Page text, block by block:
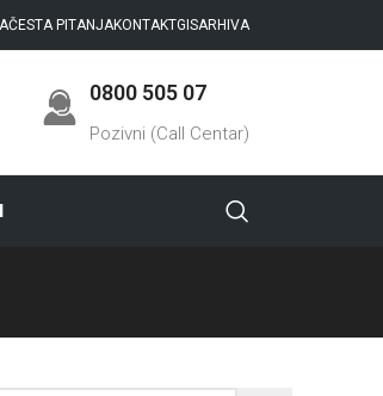
ČESTA PITANJAKONTAKTGISARHIVA
0800 505 07
Pozivni (Call Centar)